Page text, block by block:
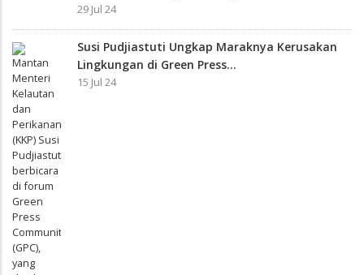
29 Jul 24
Susi Pudjiastuti Ungkap Maraknya Kerusakan
Lingkungan di Green Press...
15 Jul 24